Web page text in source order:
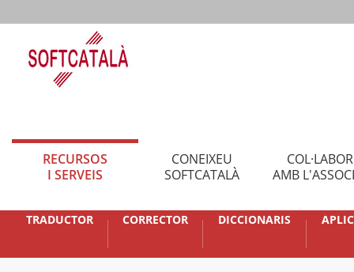
RECURSOS
I SERVEIS
CONEIXEU
SOFTCATALÀ
AMB
TRADUCTOR CORRECTOR DICCIONARIS